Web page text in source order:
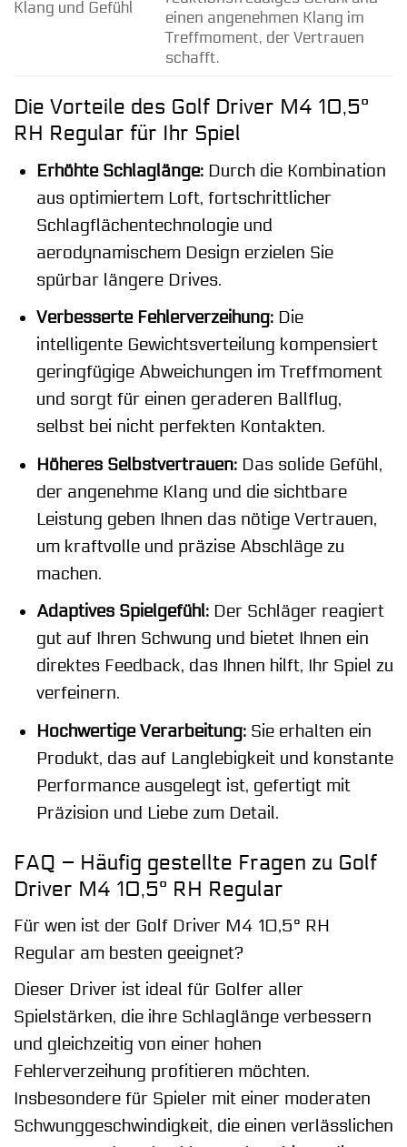
Klang und Gefühl
einen angenehmen Klang im
Treffmoment, der Vertrauen
schafft.
Die Vorteile des Golf Driver M4 10,5°
RH Regular für Ihr Spiel
Erhöhte Schlaglänge:Durch die Kombination
aus optimiertem Loft, fortschrittlicher
Schlagflächentechnologie und
aerodynamischem Design erzielen Sie
spürbar längere Drives.
Verbesserte Fehlerverzeihung:Die
intelligente Gewichtsverteilung kompensiert
geringfügige Abweichungen im Treffmoment
und sorgt für einen geraderen Ballflug,
selbst bei nicht perfekten Kontakten.
Höheres Selbstvertrauen:Das solide Gefühl,
der angenehme Klang und die sichtbare
Leistung geben Ihnen das nötige Vertrauen,
um kraftvolle und präzise Abschläge zu
machen.
Adaptives Spielgefühl:Der Schläger reagiert
gut auf Ihren Schwung und bietet Ihnen ein
direktes Feedback, das Ihnen hilft, Ihr Spiel zu
verfeinern.
Hochwertige Verarbeitung:Sie erhalten ein
Produkt, das auf Langlebigkeit und konstante
Performance ausgelegt ist, gefertigt mit
Präzision und Liebe zum Detail.
FAQ – Häufig gestellte Fragen zu Golf
Driver M4 10,5° RH Regular
Für wen ist der Golf Driver M4 10,5° RH
Regular am besten geeignet?
Dieser Driver ist ideal für Golfer aller
Spielstärken, die ihre Schlaglänge verbessern
und gleichzeitig von einer hohen
Fehlerverzeihung profitieren möchten.
Insbesondere für Spieler mit einer moderaten
Schwunggeschwindigkeit, die einen verlässlichen